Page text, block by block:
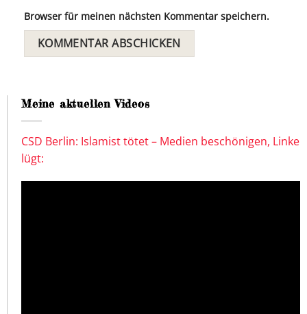
Browser für meinen nächsten Kommentar speichern.
Meine aktuellen Videos
CSD Berlin: Islamist tötet – Medien beschönigen, Linke
lügt: